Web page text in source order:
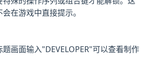
在游戏中直接提示。
画面输入"DEVELOPER"可以查看制作